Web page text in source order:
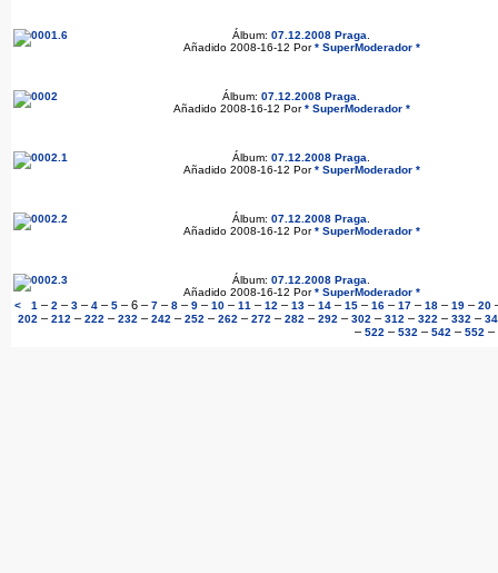
Álbum: 07.12.2008 Praga
Añadido 2008-16-12 Por* SuperModerador *
Álbum: 07.12.2008 Praga
Añadido 2008-16-12 Por* SuperModerador *
Álbum: 07.12.2008 Praga
Añadido 2008-16-12 Por* SuperModerador *
Álbum: 07.12.2008 Praga
Añadido 2008-16-12 Por* SuperModerador *
Álbum: 07.12.2008 Praga
Añadido 2008-16-12 Por* SuperModerador *
<
1 – 2 – 3 – 4 – 5 – 6 – 7 – 8 – 9 – 10 – 11 – 12 – 13 – 14 – 15 – 16 – 17 – 18 – 19 – 20
202 – 212 – 222 – 232 – 242 – 252 – 262 – 272 – 282 – 292 – 302 – 312 – 322 – 332 –
– 522 – 532 – 542 – 552 –